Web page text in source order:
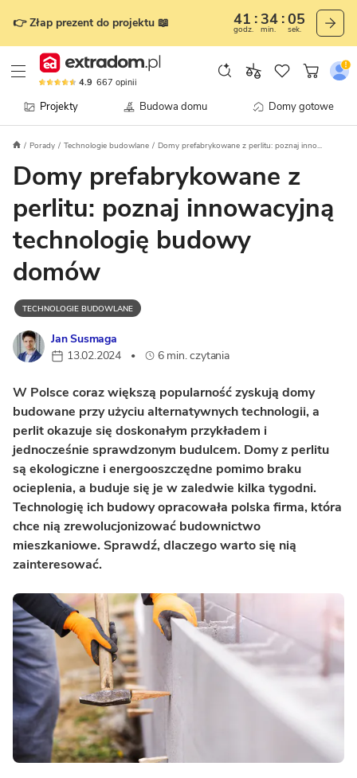
👉 Złap prezent do projektu 📖 41
godz.
34
min.
04
sek.
4.9 667 opinii
Projekty Budowa domu Domy gotowe
Porady Technologie budowlane Domy prefabrykowane z perlitu: poznaj inno...
Domy prefabrykowane z
perlitu: poznaj innowacyjną
technologię budowy
domów
TECHNOLOGIE BUDOWLANE
Jan Susmaga
13.02.2024
• 6 min. czytania
W Polsce coraz większą popularność zyskują domy
budowane przy użyciu alternatywnych technologii, a
perlit okazuje się doskonałym przykładem i
jednocześnie sprawdzonym budulcem. Domy z perlitu
są ekologiczne i energooszczędne pomimo braku
ocieplenia, a buduje się je w zaledwie kilka tygodni.
Technologię ich budowy opracowała polska firma, która
chce nią zrewolucjonizować budownictwo
mieszkaniowe. Sprawdź, dlaczego warto się nią
zainteresować.